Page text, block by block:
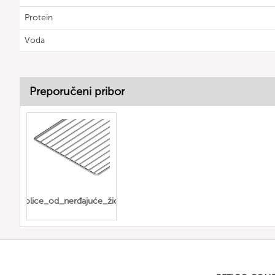
Protein
Voda
Preporučeni pribor
police_od_nerđajuće_žice